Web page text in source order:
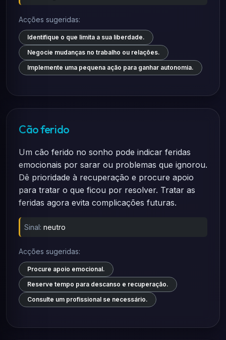
Acções sugeridas:
Identifique o que limita a sua liberdade.
Negocie mudanças no trabalho ou relações.
Implemente uma pequena ação para ganhar autonomia.
Cão ferido
Um cão ferido no sonho pode indicar feridas
emocionais por sarar ou problemas que ignorou.
Dê prioridade à recuperação e procure apoio
para tratar o que ficou por resolver. Tratar as
feridas agora evita complicações futuras.
Sinal: neutro
Acções sugeridas:
Procure apoio emocional.
Reserve tempo para descanso e recuperação.
Consulte um profissional se necessário.